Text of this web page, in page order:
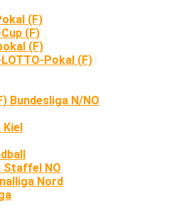
(F)
(F)
(F)
LOTTO-Pokal (F)
Bundesliga N/NO
Kiel
Staffel NO
Nord